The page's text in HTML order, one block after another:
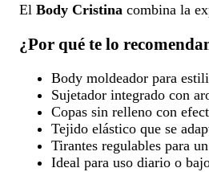
El Body Cristina combina la
¿Por qué te lo
Body moldeador para
Sujetador integrado con
Copas sin relleno con
Tejido elástico que se
Tirantes regulables para
Ideal para uso diario o